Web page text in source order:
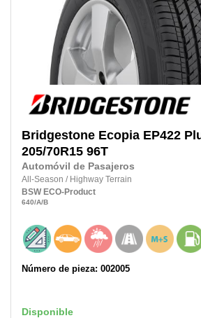
Bridgestone Ecopia EP422
205/70R15 96T
Automóvil de Pasajeros
All-Season / Highway Terrain
BSW ECO-Product
640/A/B
Número de pieza: 002005
Disponible